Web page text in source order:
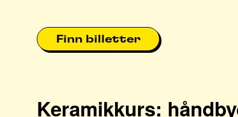
Finn billetter
Keramikkurs: